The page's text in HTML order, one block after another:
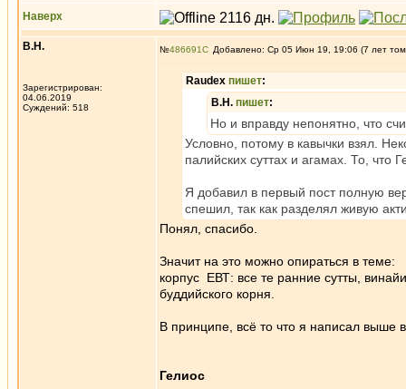
Наверх
В.Н.
Зарегистрирован:
04.06.2019
Суждений: 518
№486691 Добавлено: Ср 05 Июн 19, 19:06 (7 лет
Raudex пишет:
В.Н. пишет:
Но и вправду непонятно, что
Условно, потому в кавычки взял.
палийских суттах и агамах. То, что
Я добавил в первый пост полную
спешил, так как разделял живую
Понял, спасибо.
Значит на это можно опираться в теме:
корпус ЕВТ: все те ранние сутты,
буддийского корня.
В принципе, всё то что я написал выше
Гелиос